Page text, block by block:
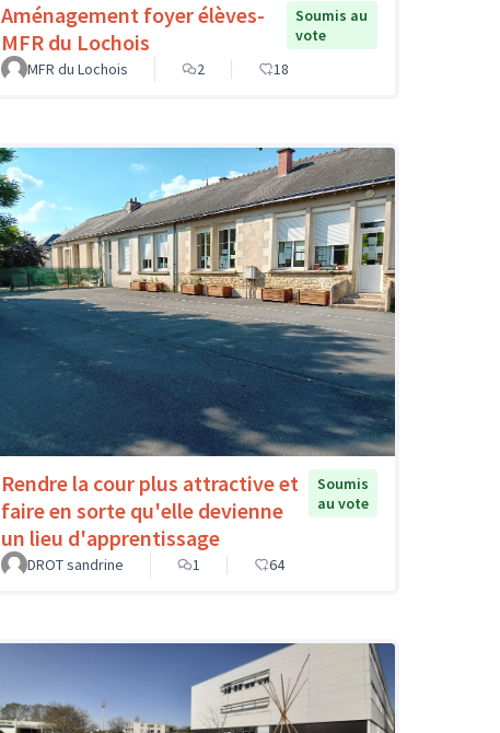
Aménagement foyer élèves-
MFR du Lochois
Soumis au
vote
MFR du Lochois
2 18
Rendre la cour plus attractive et
faire en sorte qu'elle devienne
un lieu d'apprentissage
Soumis
au vote
DROT sandrine 1 64